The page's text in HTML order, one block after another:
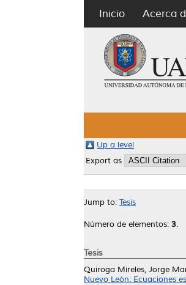
Inicio Acerca
Up a level
Export as
Jump to: Tesis
Número de elementos: 3.
Tesis
Quiroga Mireles, Jorge
Nuevo León: Ecuaciones